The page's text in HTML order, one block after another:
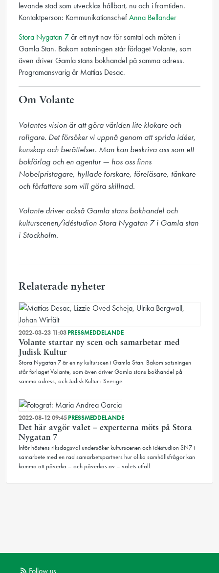
levande stad som utvecklas hållbart, nu och i framtiden.
Kontaktperson: KommunikationschefAnna Bellander
Stora Nygatan 7är ett nytt nav för samtal och möten i
Gamla Stan. Bakom satsningen står förlaget Volante, som
även driver Gamla stans bokhandel på samma adress.
Programansvarig är Mattias Desac.
Om Volante
Volantes vision är att göra världen lite klokare och
roligare. Det försöker vi uppnå genom att sprida idéer,
kunskap och berättelser. Man kan beskriva oss som ett
bokförlag och en agentur — hos oss finns
Nobelpristagare, hyllade forskare, föreläsare, tänkare
och författare som vill göra skillnad.
Volante driver också Gamla stans bokhandel och
kulturscenen/idéstudion Stora Nygatan 7 i Gamla stan
i Stockholm.
Relaterade nyheter
2022-03-23 11:03PRESSMEDDELANDE
Volante startar ny scen och samarbetar med
Judisk Kultur
Stora Nygatan 7 är en ny kulturscen i Gamla Stan. Bakom satsningen
står förlaget Volante, som även driver Gamla stans bokhandel på
samma adress, och Judisk Kultur i Sverige.
2022-08-12 09:45PRESSMEDDELANDE
Det här avgör valet – experterna möts på Stora
Nygatan 7
Inför höstens riksdagsval undersöker kulturscenen och idéstudion SN7 i
samarbete med en rad samarbetspartners hur olika samhällsfrågor kan
komma att påverka – och påverkas av – valets utfall.
Follow us